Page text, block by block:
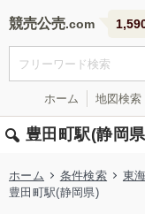
競売公売
ホーム 地図検索
豊田町駅(静岡
ホーム 条件検索 東
豊田町駅(静岡県)